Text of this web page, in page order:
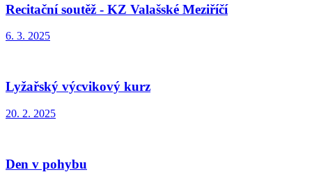
Recitační soutěž - KZ Valašské Meziříčí
6. 3. 2025
Lyžařský výcvikový kurz
20. 2. 2025
Den v pohybu